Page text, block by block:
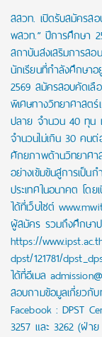
สสวท. เปิดรับสมัครส
พสวท.” ปีการศึกษา
สถาบันส่งเสริมการสอ
นักเรียนที่กำลังศึกษา
2569 สมัครสอบคัดเลื
พิเศษทางวิทยาศาสต
ปลาย จำนวน 40 ทุน
จำนวนไม่เกิน 30 คนต่
ศักยภาพด้านวิทยาศ
อย่างเข้มข้นสู่การเป็
ประเทศในอนาคต โด
ได้ที่เว็บไซต์
ผู้สมัคร รวมถึงศึกษาป
https://
dpst/121781/
ได้ที่อีเมล
สอบถามข้อมูลเกี่ยวกั
Facebook : DPST
3257 และ 3262 (ฝ่า